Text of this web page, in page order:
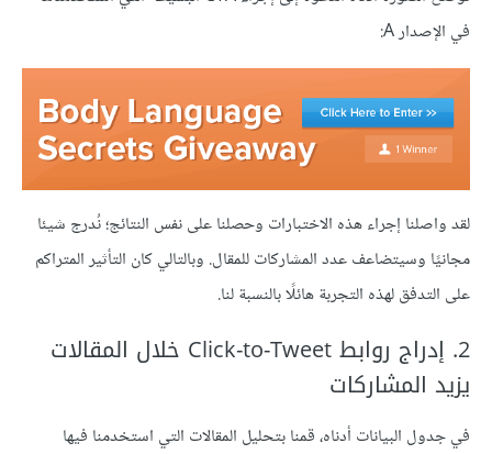
في الإصدار A:
لقد واصلنا إجراء هذه الاختبارات وحصلنا على نفس النتائج؛ نُدرج شيئا
مجانيًا وسيتضاعف عدد المشاركات للمقال. وبالتالي كان التأثير المتراكم
على التدفق لهذه التجربة هائلًا بالنسبة لنا.
2. إدراج روابط Click-to-Tweet خلال المقالات
يزيد المشاركات
في جدول البيانات أدناه، قمنا بتحليل المقالات التي استخدمنا فيها